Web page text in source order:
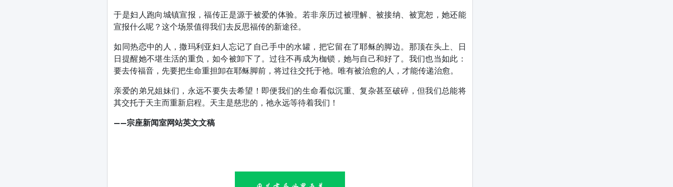
于是妇人跑向城镇宣报，福传正是源于被爱的体验。若非亲历过被理解、被接纳、被宽恕，她还能
宣报什么呢？这个场景值得我们去反思福传的新途径。
如同热恋中的人，撒玛利亚妇人忘记了自己手中的水罐，把它留在了耶稣的脚边。那顶在头上、日
日提醒她不堪生活的重负，如今被卸下了。过往不再成为枷锁，她与自己和好了。我们也当如此：
要去传福音，先要把生命重担卸在耶稣脚前，将过往交托于祂。唯有被治愈的人，才能传递治愈。
亲爱的弟兄姐妹们，永远不要失去希望！即便我们的生命看似沉重、复杂甚至破碎，但我们总能将
其交托于天主而重新启程。天主是慈悲的，祂永远等待着我们！
——宗座新闻室网站英文文稿